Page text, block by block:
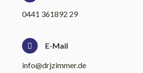
0441 361892 29
E-Mail
info@drjzimmer.de